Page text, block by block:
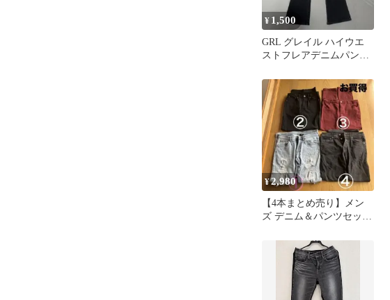
¥ 1,500
GRL グレイル ハイウエ
ストフレアデニムパンツ
ズ
¥2,980
【4本まとめ売り】メン
ズ デニム＆パンツセット